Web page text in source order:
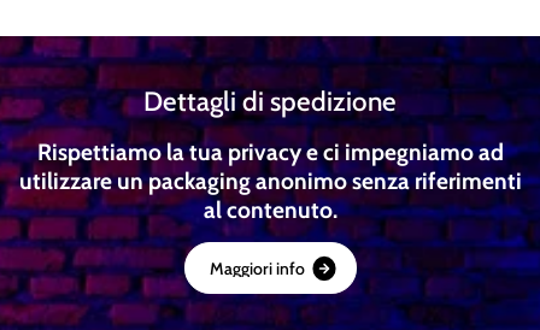
Dettagli di spedizione
Rispettiamo la tua privacy e ci impegniamo ad
utilizzare un packaging anonimo senza riferimenti
al contenuto.
Maggioriinfo